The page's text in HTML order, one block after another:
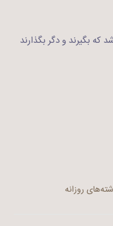
بگیرند و دگر بگذارند
روزانه